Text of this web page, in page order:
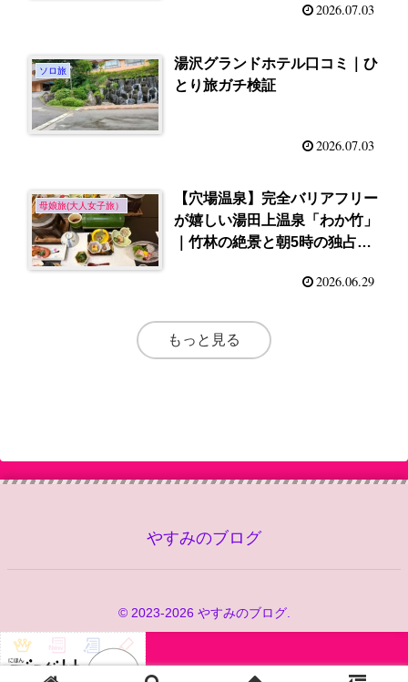
2026.07.03
ソロ旅
湯沢グランドホテル口コミ｜ひ
とり旅ガチ検証
2026.07.03
母娘旅(大人女子旅）
【穴場温泉】完全バリアフリー
が嬉しい湯田上温泉「わか竹」
｜竹林の絶景と朝5時の独占露
2026.06.29
もっと見る
やすみのブログ
© 2023-2026 やすみのブログ.